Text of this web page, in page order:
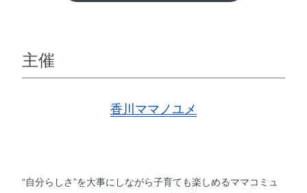
主催
香川ママノユメ
“自分らしさ”を大事にしながら子育ても楽しめるママコミュ